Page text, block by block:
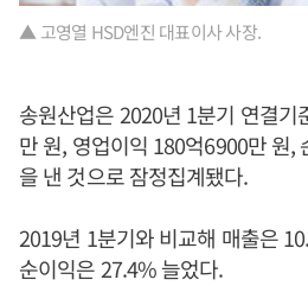
▲ 고영열 HSD엔진 대표이사 사장.
송원산업은 2020년 1분기 연결
만 원, 영업이익 180억6900만 원,
을 낸 것으로 잠정집계됐다.
2019년 1분기와 비교해 매출은
순이익은 27.4% 늘었다.